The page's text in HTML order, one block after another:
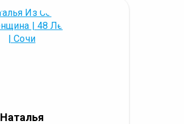
Наталья